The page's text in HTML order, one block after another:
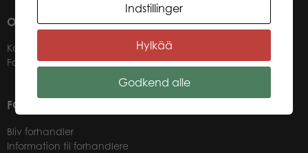
OM OS
Kontakter
Forhandlere
FOR VORES FORHANDLERE
Bliv forhandler
Information til forhandlere
Indstillinger
Hylkää
Godkend alle